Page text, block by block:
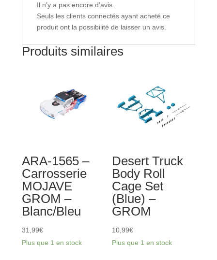
collés
option
Il n’y a pas encore d’avis.
Seuls les clients connectés ayant acheté ce
produit ont la possibilité de laisser un avis.
Produits similaires
ARA-1565 –
Carrosserie
MOJAVE
GROM –
Blanc/Bleu
31,99€
Plus que 1 en stock
Desert Truck
Body Roll
Cage Set
(Blue) –
GROM
10,99€
Plus que 1 en stock